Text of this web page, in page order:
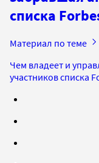
списка
Материал по теме
Чем владеет и
участников списка